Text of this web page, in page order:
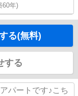
60年)
る(無料)
する
パートです♪こち